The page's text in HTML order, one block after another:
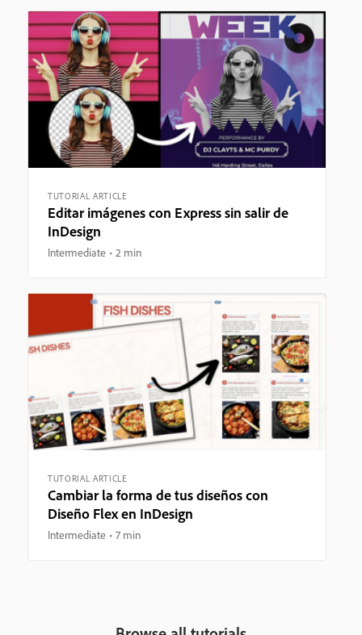
TUTORIAL ARTICLE
Editar imágenes con Express sin salir de
InDesign
Intermediate 2 min
TUTORIAL ARTICLE
Cambiar la forma de tus diseños con
Diseño Flex en InDesign
Intermediate 7 min